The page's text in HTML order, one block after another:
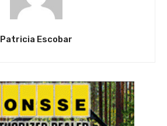
Patricia Escobar